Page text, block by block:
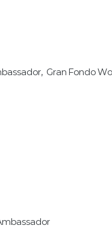
도 Ambassador, Gran